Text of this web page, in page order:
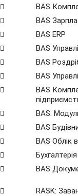
BAS
BAS
BAS ERP
BAS
BAS
BAS
BAS
BAS.
BAS
BAS Облік
BAS
RASK: